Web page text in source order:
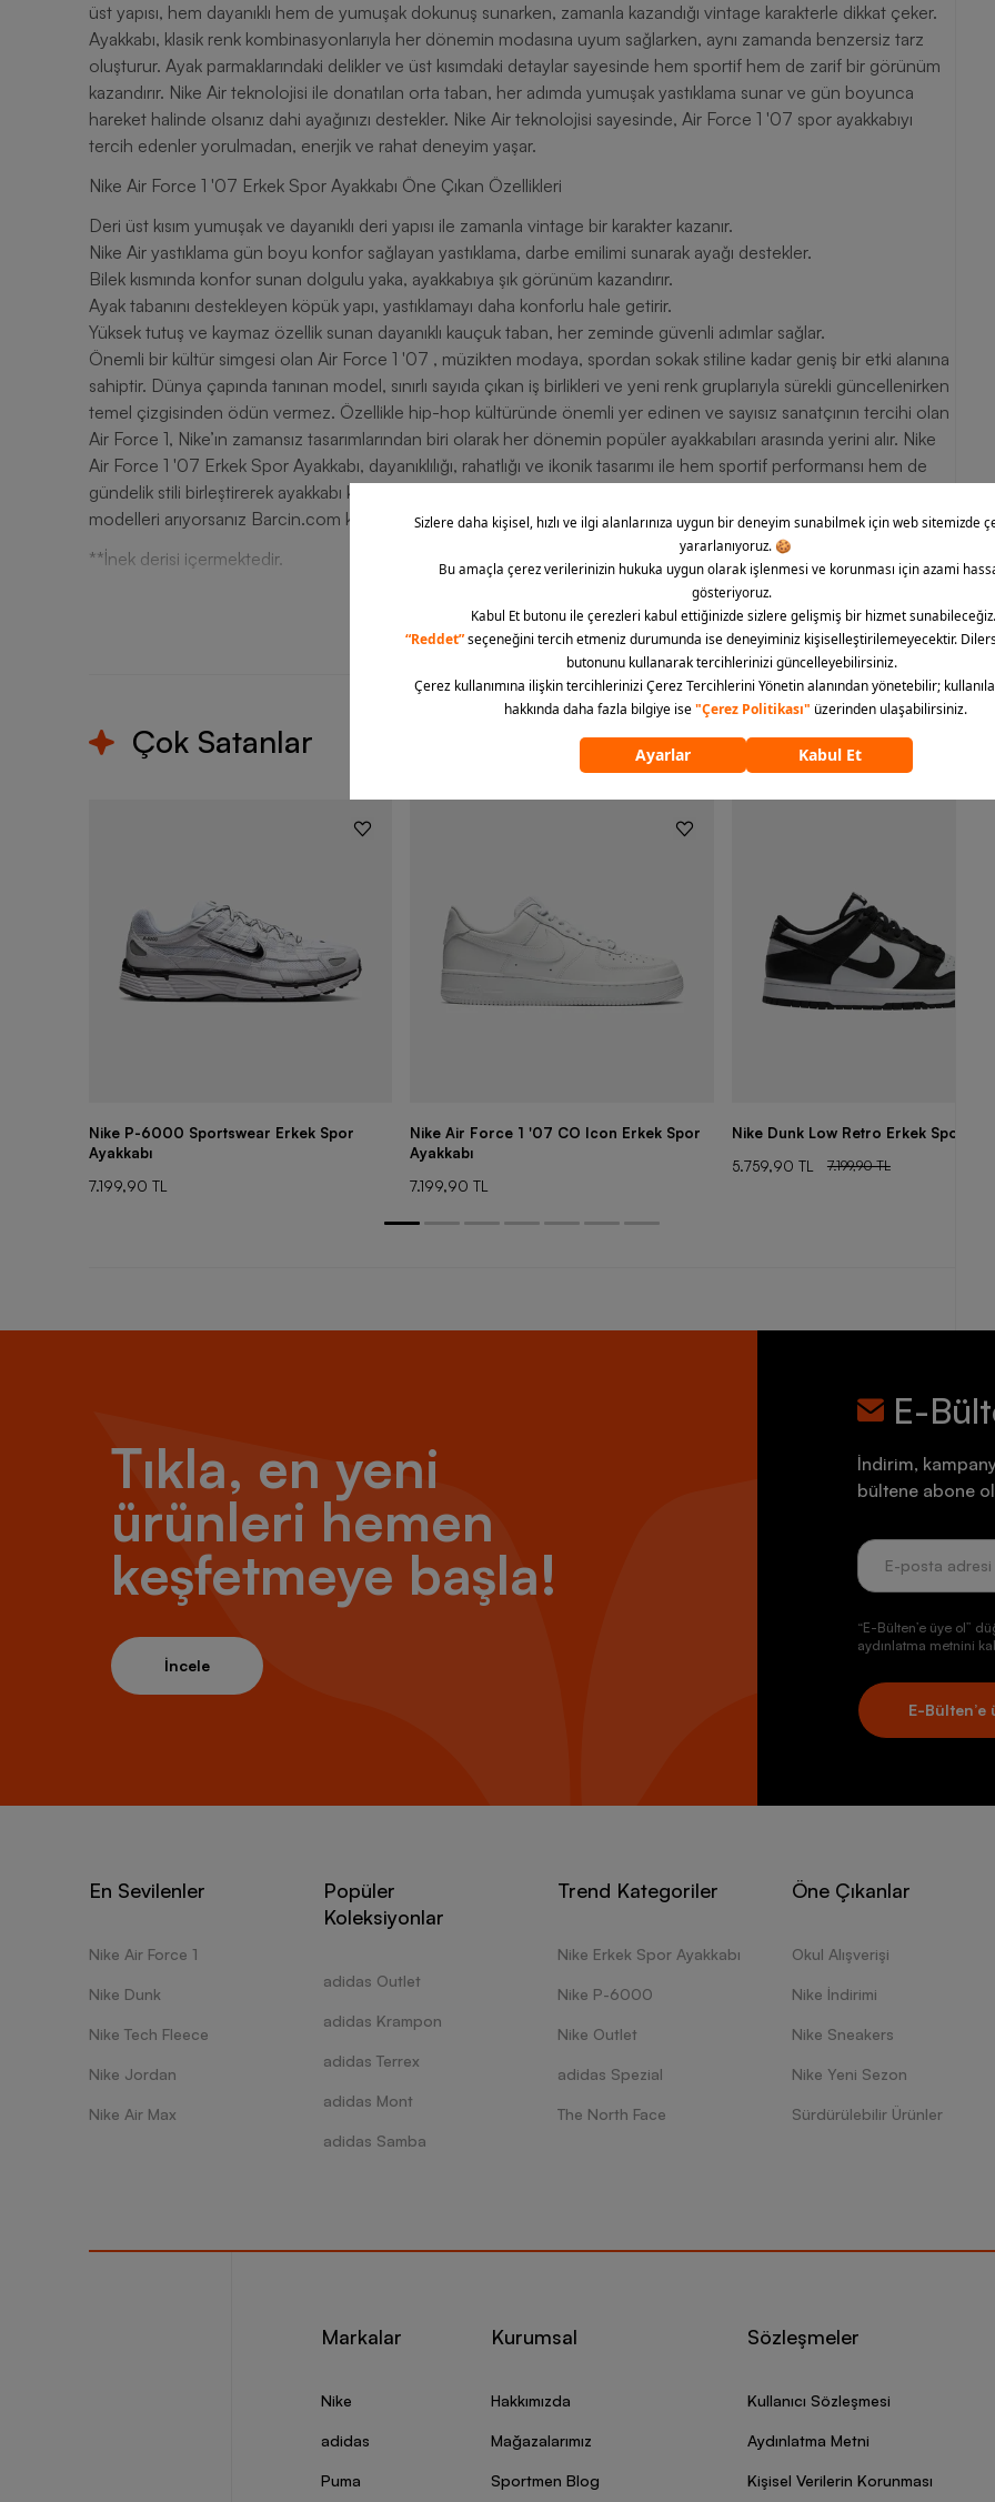
üst yapısı, hem dayanıklı hem de yumuşak dokunuş sunarken, zamanla kazandığı vintage karakterle dikkat çeker.
Ayakkabı, klasik renk kombinasyonlarıyla her dönemin modasına uyum sağlarken, aynı zamanda benzersiz tarz
oluşturur. Ayak parmaklarındaki delikler ve üst kısımdaki detaylar sayesinde hem sportif hem de zarif bir görünüm
kazandırır. Nike Air teknolojisi ile donatılan orta taban, her adımda yumuşak yastıklama sunar ve gün boyunca
hareket halinde olsanız dahi ayağınızı destekler. Nike Air teknolojisi sayesinde, Air Force 1 '07 spor ayakkabıyı
tercih edenler yorulmadan, enerjik ve rahat deneyim yaşar.
Nike Air Force 1 '07 Erkek Spor Ayakkabı Öne Çıkan Özellikleri
Deri üst kısım yumuşak ve dayanıklı deri yapısı ile zamanla vintage bir karakter kazanır.
Nike Air yastıklama gün boyu konfor sağlayan yastıklama, darbe emilimi sunarak ayağı destekler.
Bilek kısmında konfor sunan dolgulu yaka, ayakkabıya şık görünüm kazandırır.
Ayak tabanını destekleyen köpük yapı, yastıklamayı daha konforlu hale getirir.
Yüksek tutuş ve kaymaz özellik sunan dayanıklı kauçuk taban, her zeminde güvenli adımlar sağlar.
Önemli bir kültür simgesi olan Air Force 1 '07 , müzikten modaya, spordan sokak stiline kadar geniş bir etki alanına
sahiptir. Dünya çapında tanınan model, sınırlı sayıda çıkan iş birlikleri ve yeni renk gruplarıyla sürekli güncellenirken
temel çizgisinden ödün vermez. Özellikle hip-hop kültüründe önemli yer edinen ve sayısız sanatçının tercihi olan
Air Force 1, Nike’ın zamansız tasarımlarından biri olarak her dönemin popüler ayakkabıları arasında yerini alır. Nike
Air Force 1 '07 Erkek Spor Ayakkabı, dayanıklılığı, rahatlığı ve ikonik tasarımı ile hem sportif performansı hem de
gündelik stili birleştirerek ayakkabı kültürüne damga vurmaya devam eder. Siz de Nike erkek günlük ayakkabı
modelleri arıyorsanız Barcin.com kalitesi ile Nike Air Force 1 ‘07 modeline sahip olabilirsiniz.
**İnek derisi içermektedir.
Çok Satanlar
Nike P-6000 Sportswear Erkek Spor
Ayakkabı
7.199,90 TL
Nike Air Force 1 '07 CO Icon Erkek Spor
Ayakkabı
7.199,90 TL
Nike Dunk Low Retro Erkek Spor
5.759,90 TL
7.199,90 TL
Tıkla, en yeni
ürünleri hemen
keşfetmeye başla!
İncele
E-
İndirim,
bültene abone
“E-Bülten’e üye ol”
aydınlatma metnini
E-Bülten’e
En Sevilenler
Nike Air Force 1
Nike Dunk
Nike Tech Fleece
Nike Jordan
Nike Air Max
Popüler
Koleksiyonlar
adidas Outlet
adidas Krampon
adidas Terrex
adidas Mont
adidas Samba
Trend Kategoriler
Nike Erkek Spor Ayakkabı
Nike P-6000
Nike Outlet
adidas Spezial
The North Face
Öne Çıkanlar
Okul Alışverişi
Nike İndirimi
Nike Sneakers
Nike Yeni Sezon
Sürdürülebilir Ürünler
Markalar
Nike
adidas
Puma
Kurumsal
Hakkımızda
Mağazalarımız
Sportmen Blog
Sözleşmeler
Kullanıcı Sözleşmesi
Aydınlatma Metni
Kişisel Verilerin Korunması